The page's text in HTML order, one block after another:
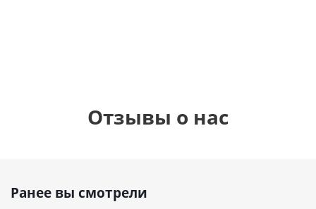
Отзывы о нас
Ранее вы смотрели